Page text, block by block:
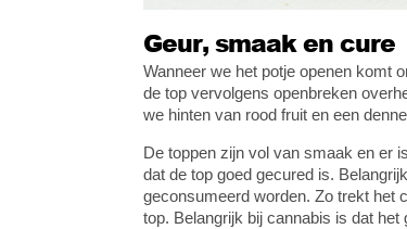
Geur, smaak en cure
Wanneer we het potje openen komt
de top vervolgens openbreken
we hinten van rood fruit en een
De toppen zijn vol van smaak en er
dat de top goed gecured is.
geconsumeerd worden. Zo trekt het
top. Belangrijk bij cannabis is dat